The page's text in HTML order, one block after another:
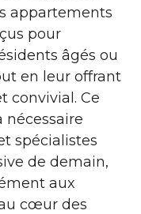
appartements
pour
âgés ou
en leur offrant
convivial. Ce
nécessaire
spécialistes
de demain,
aux
cœur des